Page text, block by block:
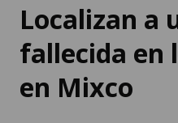
Localizan a
fallecida en
en Mixco